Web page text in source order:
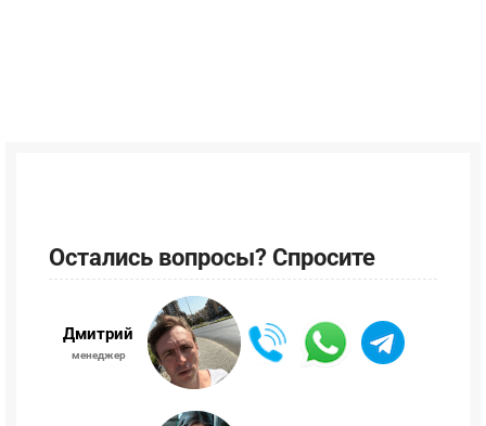
Остались вопросы? Спросите
Дмитрий
менеджер